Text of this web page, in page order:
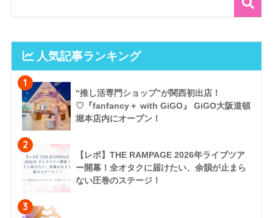
人気記事ランキング
1
“推し活専門ショップ”が関西初出店！
♡『fanfancy＋ with GiGO』 GiGO大阪道頓
堀本店内にオープン！
2
【レポ】THE RAMPAGE 2026年ライブツア
ー開幕！全オタクに届けたい、余韻が止まら
ない圧巻のステージ！
3